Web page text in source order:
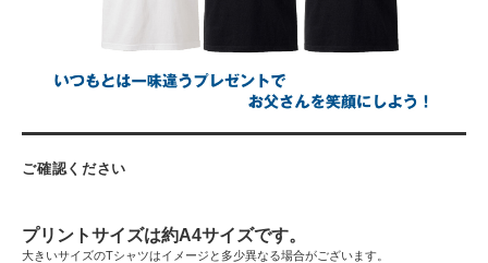
ご確認ください
プリントサイズは約A4サイズです。
大きいサイズのTシャツはイメージと多少異なる場合がございます。